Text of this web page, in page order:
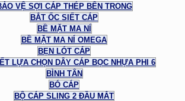
VỆ SỢI CÁP THÉP BÊN TRONG
BẮT ỐC SIẾT CÁP
BỀ MẶT MA NÍ
BỀ MẶT MA NÍ OMEGA
BẸN LÓT CÁP
LỰA CHỌN DÂY CÁP BỌC NHỰA PHI 6
BÌNH TÂN
BÓ CÁP
BỘ CÁP SLING 2 ĐẦU MẮT